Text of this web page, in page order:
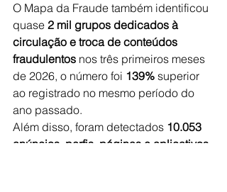
O Mapa da Fraude também identificou
quase 2 mil grupos dedicados à
circulação e troca de conteúdos
fraudulentos nos três primeiros meses
de 2026, o número foi 139% superior
ao registrado no mesmo período do
ano passado.
Além disso, foram detectados 10.053
anúncios, perfis, páginas e aplicativos